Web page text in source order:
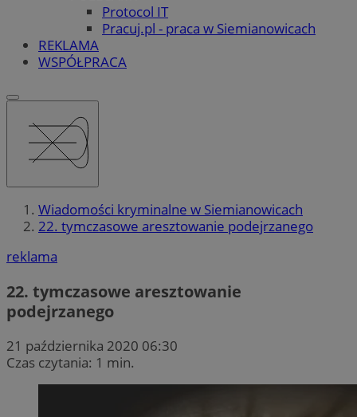
Protocol IT
Pracuj.pl - praca w Siemianowicach
REKLAMA
WSPÓŁPRACA
Wiadomości kryminalne w Siemianowicach
22. tymczasowe aresztowanie podejrzanego
reklama
22. tymczasowe aresztowanie
podejrzanego
21 października 2020 06:30
Czas czytania: 1 min.